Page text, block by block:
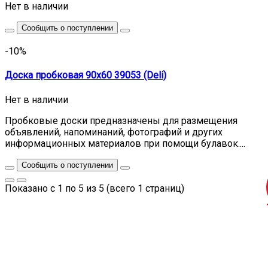
Нет в наличии
Сообщить о поступлении
-10%
Доска пробковая 90х60 39053 (Deli)
Нет в наличии
Пробковые доски предназначены для размещения
объявлений, напоминаний, фотографий и других
информационных материалов при помощи булавок....
Сообщить о поступлении
Показано с 1 по 5 из 5 (всего 1 страниц)